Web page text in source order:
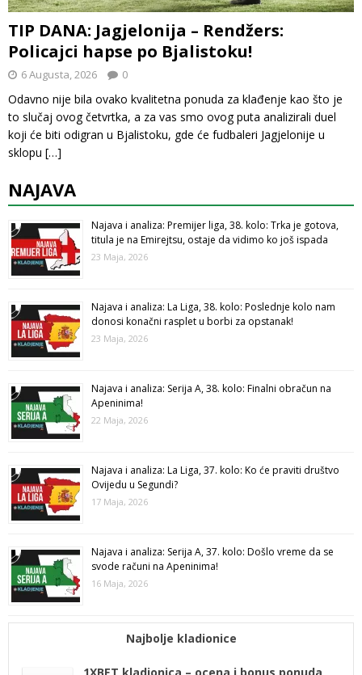
TIP DANA: Jagjelonija – Rendžers:
Policajci hapse po Bjalistoku!
6 Augusta, 2026 0
Odavno nije bila ovako kvalitetna ponuda za klađenje kao što je
to slučaj ovog četvrtka, a za vas smo ovog puta analizirali duel
koji će biti odigran u Bjalistoku, gde će fudbaleri Jagjelonije u
sklopu […]
NAJAVA
Najava i analiza: Premijer liga, 38. kolo: Trka je gotova,
titula je na Emirejtsu, ostaje da vidimo ko još ispada
23 Maja, 2026
Najava i analiza: La Liga, 38. kolo: Poslednje kolo nam
donosi konačni rasplet u borbi za opstanak!
23 Maja, 2026
Najava i analiza: Serija A, 38. kolo: Finalni obračun na
Apeninima!
22 Maja, 2026
Najava i analiza: La Liga, 37. kolo: Ko će praviti društvo
Ovijedu u Segundi?
17 Maja, 2026
Najava i analiza: Serija A, 37. kolo: Došlo vreme da se
svode računi na Apeninima!
16 Maja, 2026
Najbolje kladionice